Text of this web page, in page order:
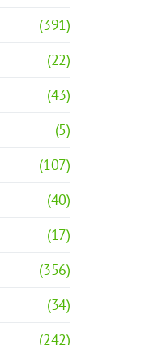
(391)
(22)
(43)
(5)
(107)
(40)
(17)
(356)
(34)
(242)